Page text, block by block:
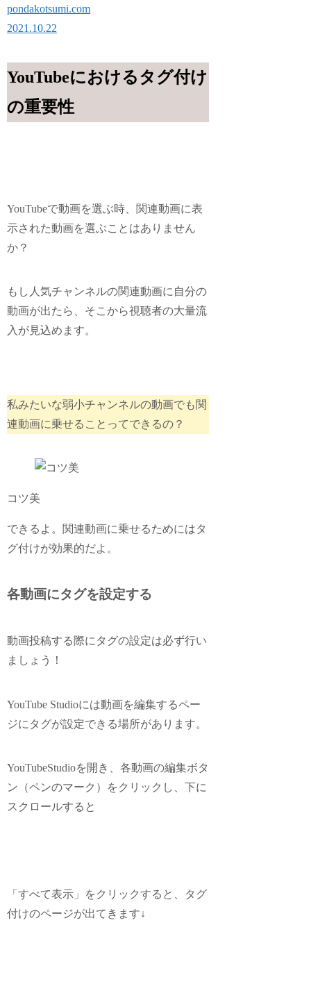
pondakotsumi.com
2021.10.22
YouTubeにおけるタグ付け
の重要性
YouTubeで動画を選ぶ時、関連動画に表
示された動画を選ぶことはありません
か？
もし人気チャンネルの関連動画に自分の
動画が出たら、 そこから視聴者の大量流
入が見込めます。
私みたいな弱小チャンネルの動画でも関
連動画に乗せることってできるの？
コツ美
できるよ。関連動画に乗せるためにはタ
グ付けが効果的だよ。
各動画にタグを設定する
動画投稿する際にタグの設定は必ず行い
ましょう！
YouTube Studioには動画を編集するペー
ジにタグが設定できる場所があります。
YouTubeStudioを開き、各動画の編集ボタ
ン（ペンのマーク）をクリックし、下に
スクロールすると
「すべて表示」をクリックすると、タグ
付けのページが出てきます↓